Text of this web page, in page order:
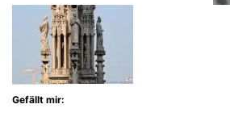
Gefällt mir: